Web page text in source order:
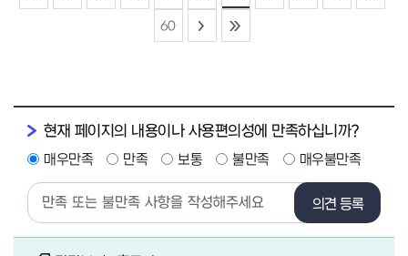
60
현재 페이지의 내용이나 사용편의성에 만족하십니까?
매우만족 만족 보통 불만족 매우불만족
의견 등록